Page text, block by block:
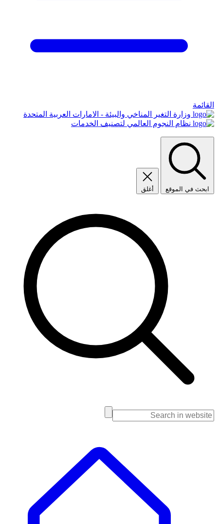
القائمة
وزارة التغير المناخي والبيئة - الامارات العربية المتحدة
نظام النجوم العالمي لتصنيف الخدمات
ابحث في الموقع أغلق